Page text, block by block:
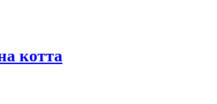
котта